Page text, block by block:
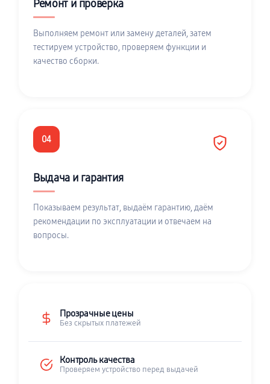
Ремонт и проверка
Выполняем ремонт или замену деталей, затем
тестируем устройство, проверяем функции и
качество сборки.
04
Выдача и гарантия
Показываем результат, выдаём гарантию, даём
рекомендации по эксплуатации и отвечаем на
вопросы.
Прозрачные цены
Без скрытых платежей
Контроль качества
Проверяем устройство перед выдачей